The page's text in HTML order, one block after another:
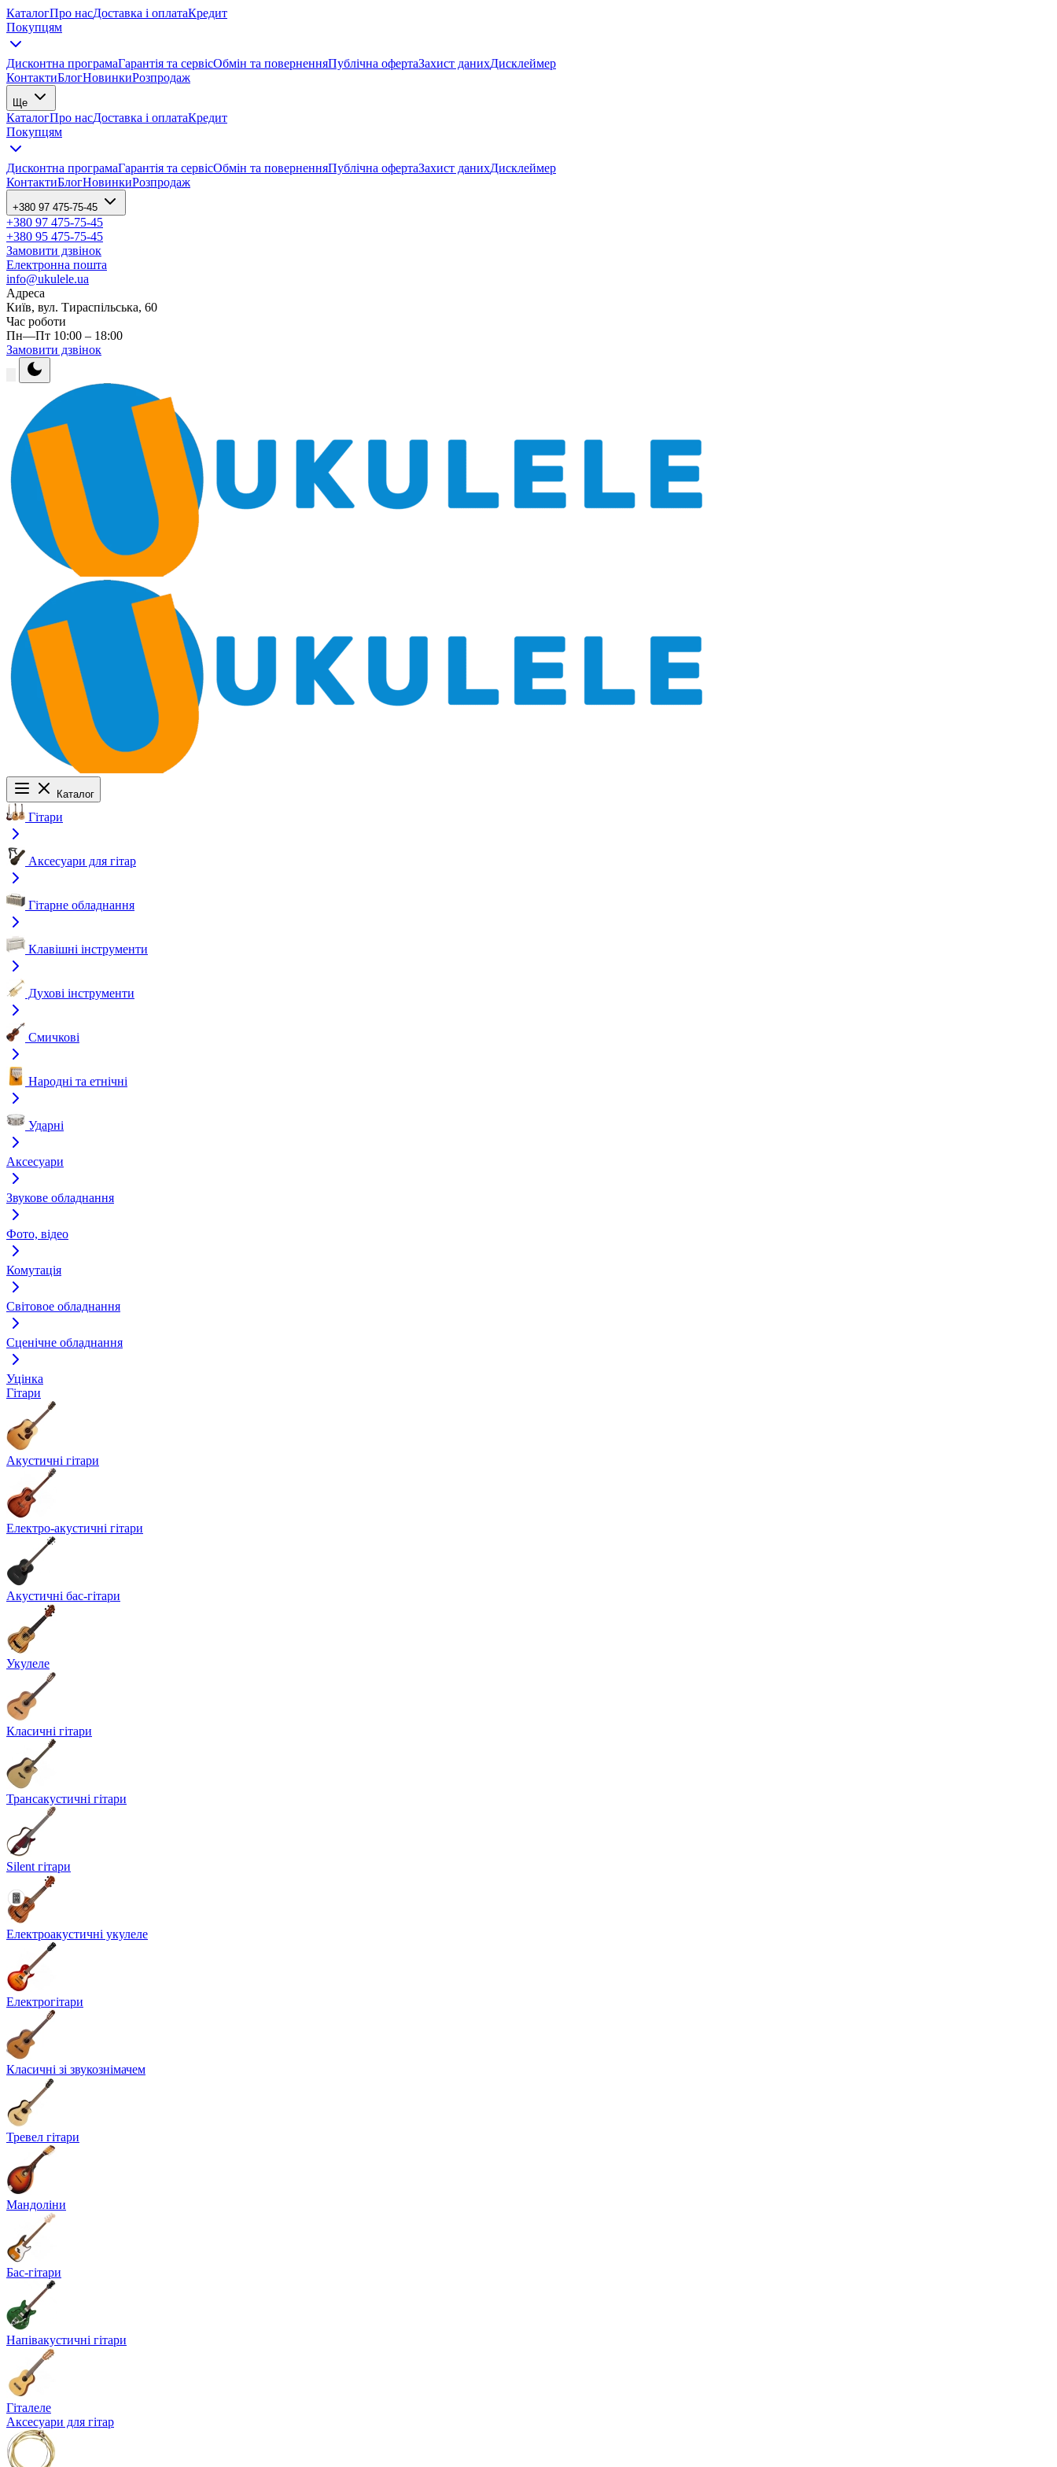
КаталогПро насДоставка і оплатаКредит
Покупцям
Дисконтна програмаГарантія та сервісОбмін та поверненняПублічна офертаЗахист данихДисклеймер
КонтактиБлогНовинкиРозпродаж
Ще
КаталогПро насДоставка і оплатаКредит
Покупцям
Дисконтна програмаГарантія та сервісОбмін та поверненняПублічна офертаЗахист данихДисклеймер
КонтактиБлогНовинкиРозпродаж
+380 97 475-75-45
+380 97 475-75-45
+380 95 475-75-45
Замовити дзвінок
Електронна пошта
info@ukulele.ua
Адреса
Київ, вул. Тираспільська, 60
Час роботи
Пн—Пт 10:00 – 18:00
Замовити дзвінок
Каталог
Гітари
Аксесуари для гітар
Гітарне обладнання
Клавішні інструменти
Духові інструменти
Смичкові
Народні та етнічні
Ударні
Аксесуари
Звукове обладнання
Фото, відео
Комутація
Світовое обладнання
Сценічне обладнання
Уцінка
Гітари
Акустичні гітари
Електро-акустичні гітари
Акустичні бас-гітари
Укулеле
Класичні гітари
Трансакустичні гітари
Silent гітари
Електроакустичні укулеле
Електрогітари
Класичні зі звукознімачем
Тревел гітари
Мандоліни
Бас-гітари
Напівакустичні гітари
Гіталеле
Аксесуари для гітар